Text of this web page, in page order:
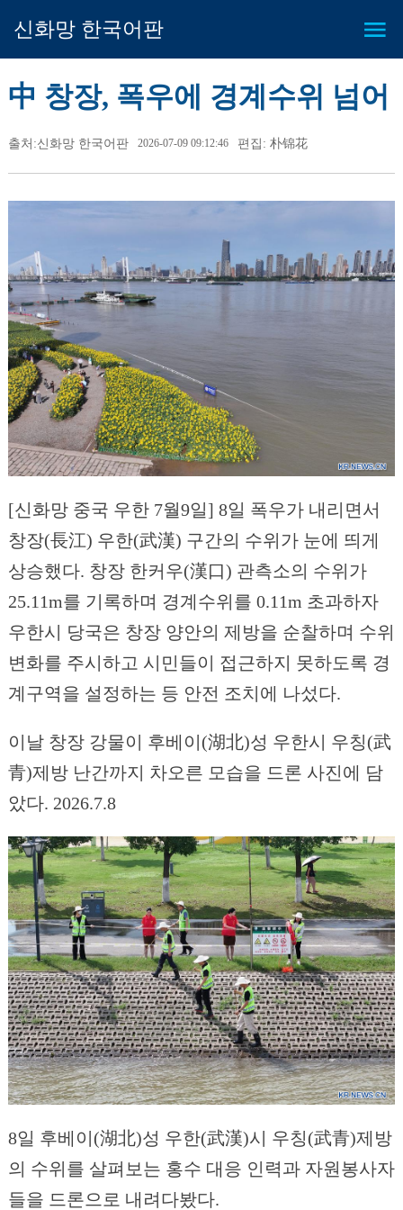
신화망 한국어판
中 창장, 폭우에 경계수위 넘어
출처:신화망 한국어판 2026-07-09 09:12:46 편집: 朴锦花
[신화망 중국 우한 7월9일] 8일 폭우가 내리면서
창장(長江) 우한(武漢) 구간의 수위가 눈에 띄게
상승했다. 창장 한커우(漢口) 관측소의 수위가
25.11m를 기록하며 경계수위를 0.11m 초과하자
우한시 당국은 창장 양안의 제방을 순찰하며 수위
변화를 주시하고 시민들이 접근하지 못하도록 경
계구역을 설정하는 등 안전 조치에 나섰다.
이날 창장 강물이 후베이(湖北)성 우한시 우칭(武
青)제방 난간까지 차오른 모습을 드론 사진에 담
았다. 2026.7.8
8일 후베이(湖北)성 우한(武漢)시 우칭(武青)제방
의 수위를 살펴보는 홍수 대응 인력과 자원봉사자
들을 드론으로 내려다봤다.